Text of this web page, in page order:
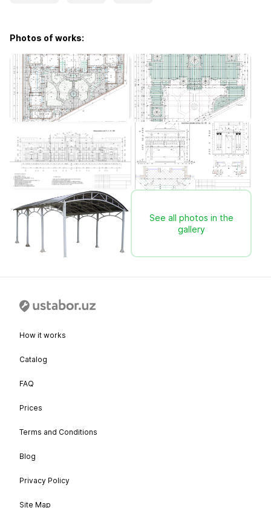
Photos of works:
See all photos in the
gallery
How it works
Catalog
FAQ
Prices
Terms and Conditions
Blog
Privacy Policy
Site Map